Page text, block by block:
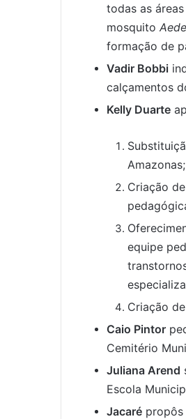
todas as
mosquito
formação de
Vadir Bobbi
calçamentos
Kelly Duarte
Amazonas;
Criação
equipe
Criação
Caio Pintor
Cemitério
Juliana Arend
Escola
Jacaré